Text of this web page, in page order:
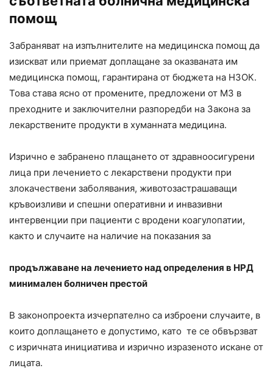
помощ
Забраняват на изпълнителите на медицинска помощ да
изискват или приемат доплащане за оказваната им
медицинска помощ, гарантирана от бюджета на НЗОК.
Това става ясно от промените, предложени от МЗ в
преходните и заключителни разпоредби на Закона за
лекарствените продукти в хуманната медицина.
Изрично е забранено плащането от здравноосигурени
лица при лечението с лекарствени продукти при
злокачествени заболявания, животозастрашаващи
кръвоизливи и спешни оперативни и инвазивни
интервенции при пациенти с вродени коагулопатии,
както и случаите на наличие на показания за
продължаване на лечението над определения в НРД
минимален болничен престой
В законопроекта изчерпателно са изброени случаите, в
които доплащането е допустимо, като те се обвързват
с изричната инициатива и изрично изразеното искане от
лицата.